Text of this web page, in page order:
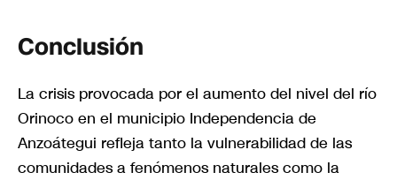
Conclusión
La crisis provocada por el aumento del nivel del río
Orinoco en el municipio Independencia de
Anzoátegui refleja tanto la vulnerabilidad de las
comunidades a fenómenos naturales como la